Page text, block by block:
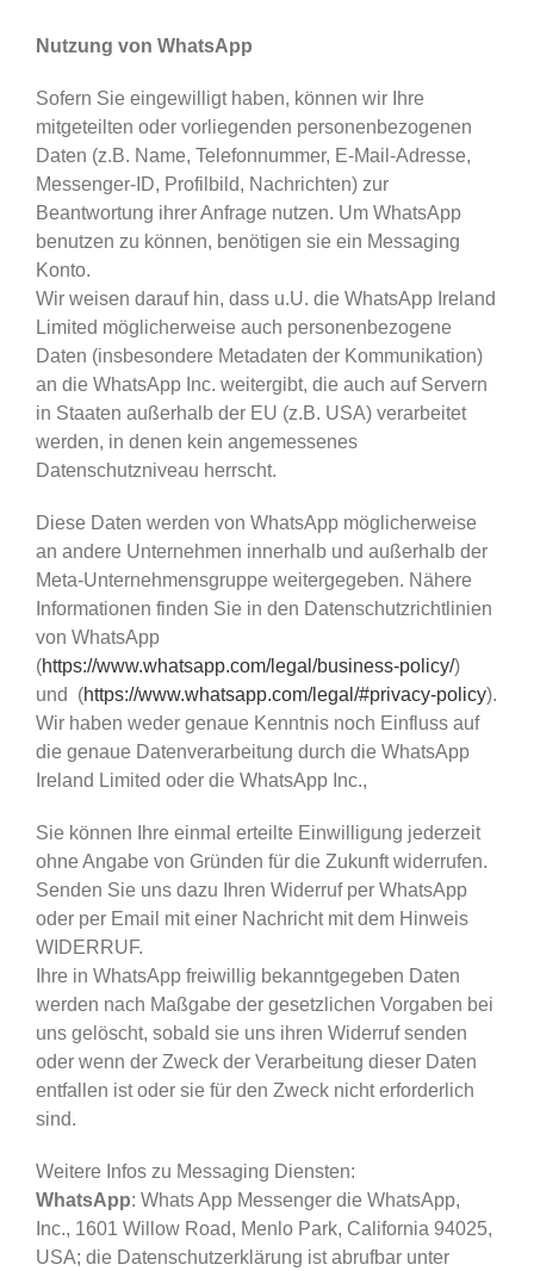
Nutzung von WhatsApp
Sofern Sie eingewilligt haben, können wir Ihre
mitgeteilten oder vorliegenden personenbezogenen
Daten (z.B. Name, Telefonnummer, E-Mail-Adresse,
Messenger-ID, Profilbild, Nachrichten) zur
Beantwortung ihrer Anfrage nutzen. Um WhatsApp
benutzen zu können, benötigen sie ein Messaging
Konto.
Wir weisen darauf hin, dass u.U. die WhatsApp Ireland
Limited möglicherweise auch personenbezogene
Daten (insbesondere Metadaten der Kommunikation)
an die WhatsApp Inc. weitergibt, die auch auf Servern
in Staaten außerhalb der EU (z.B. USA) verarbeitet
werden, in denen kein angemessenes
Datenschutzniveau herrscht.
Diese Daten werden von WhatsApp möglicherweise
an andere Unternehmen innerhalb und außerhalb der
Meta-Unternehmensgruppe weitergegeben. Nähere
Informationen finden Sie in den Datenschutzrichtlinien
von WhatsApp
(https://www.whatsapp.com/legal/business-policy/)
und (https://www.whatsapp.com/legal/#privacy-policy).
Wir haben weder genaue Kenntnis noch Einfluss auf
die genaue Datenverarbeitung durch die WhatsApp
Ireland Limited oder die WhatsApp Inc.,
Sie können Ihre einmal erteilte Einwilligung jederzeit
ohne Angabe von Gründen für die Zukunft widerrufen.
Senden Sie uns dazu Ihren Widerruf per WhatsApp
oder per Email mit einer Nachricht mit dem Hinweis
WIDERRUF.
Ihre in WhatsApp freiwillig bekanntgegeben Daten
werden nach Maßgabe der gesetzlichen Vorgaben bei
uns gelöscht, sobald sie uns ihren Widerruf senden
oder wenn der Zweck der Verarbeitung dieser Daten
entfallen ist oder sie für den Zweck nicht erforderlich
sind.
Weitere Infos zu Messaging Diensten:
WhatsApp: Whats App Messenger die WhatsApp,
Inc., 1601 Willow Road, Menlo Park, California 94025,
USA; die Datenschutzerklärung ist abrufbar unter